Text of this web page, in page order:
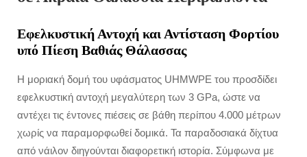
Εφελκυστική Αντοχή και Αντίσταση Φορτίου
υπό Πίεση Βαθιάς Θάλασσας
Η μοριακή δομή του υφάσματος UHMWPE του προσδίδει
εφελκυστική αντοχή μεγαλύτερη των 3 GPa, ώστε να
αντέχει τις έντονες πιέσεις σε βάθη περίπου 4.000 μέτρων
χωρίς να παραμορφωθεί δομικά. Τα παραδοσιακά δίχτυα
από νάιλον διηγούνται διαφορετική ιστορία. Σύμφωνα με